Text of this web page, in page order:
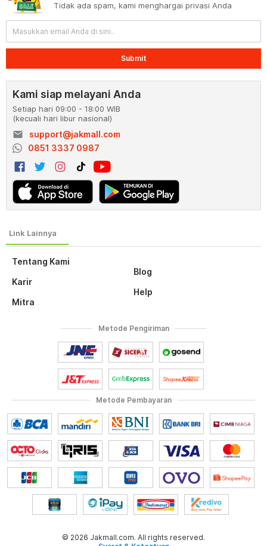
Tentang Kami
Karir
Mitra
Blog
Help
Tidak ada spam, kami menghargai privasi Anda
Submit
Kami siap melayani Anda
Setiap hari 09:00 - 18:00 WIB
(kecuali hari libur nasional)
email
support@jakmall.com
0851 3337 0987
Metode Pembayaran
Metode Pengiriman
© 2026 Jakmall.com. All rights reserved.